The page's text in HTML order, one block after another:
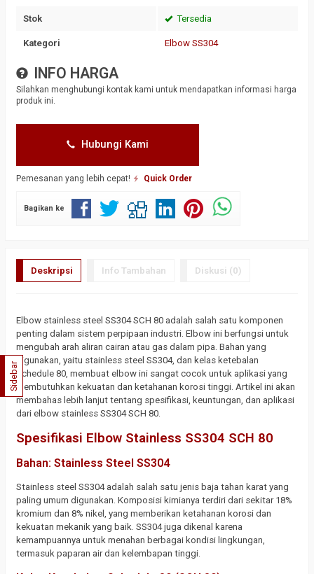
Stok Tersedia
Kategori Elbow SS304
INFO HARGA
Silahkan menghubungi kontak kami untuk mendapatkan informasi harga
produk ini.
Hubungi Kami
Pemesanan yang lebih cepat! Quick Order
Bagikan ke
Deskripsi Info Tambahan Diskusi (0)
Elbow stainless steel SS304 SCH 80 adalah salah satu komponen
penting dalam sistem perpipaan industri. Elbow ini berfungsi untuk
mengubah arah aliran cairan atau gas dalam pipa. Bahan yang
digunakan, yaitu stainless steel SS304, dan kelas ketebalan
Schedule 80, membuat elbow ini sangat cocok untuk aplikasi yang
membutuhkan kekuatan dan ketahanan korosi tinggi. Artikel ini akan
membahas lebih lanjut tentang spesifikasi, keuntungan, dan aplikasi
dari elbow stainless SS304 SCH 80.
Spesifikasi Elbow Stainless SS304 SCH 80
Bahan: Stainless Steel SS304
Stainless steel SS304 adalah salah satu jenis baja tahan karat yang
paling umum digunakan. Komposisi kimianya terdiri dari sekitar 18%
kromium dan 8% nikel, yang memberikan ketahanan korosi dan
kekuatan mekanik yang baik. SS304 juga dikenal karena
kemampuannya untuk menahan berbagai kondisi lingkungan,
termasuk paparan air dan kelembapan tinggi.
Sidebar